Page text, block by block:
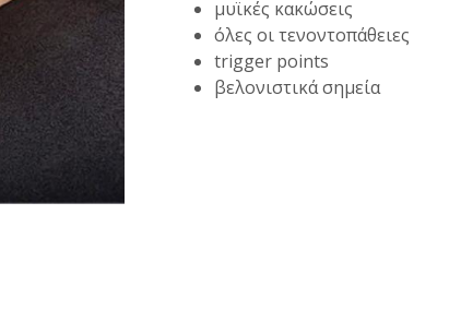
μυϊκές κακώσεις
όλες οι τενοντοπάθειες
trigger points
βελονιστικά σημεία